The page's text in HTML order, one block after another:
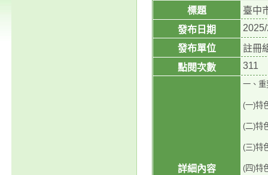
標題
臺中
發布日期
發布單位
註冊
點閱次數
311
詳細內容
一、重
(一)特
(二)特
(三)特
(四)特